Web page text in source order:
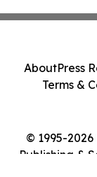
© 1995-
Publishing &
AboutPress
Terms &